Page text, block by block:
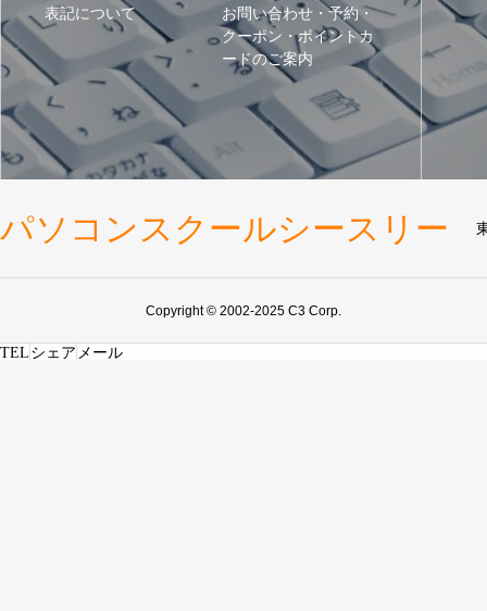
表記について
お問い合わせ・予約・
クーポン・ポイントカ
ードのご案内
パソコンスクールシースリー
Copyright © 2002-2025 C3 Corp.
TEL シェア メール